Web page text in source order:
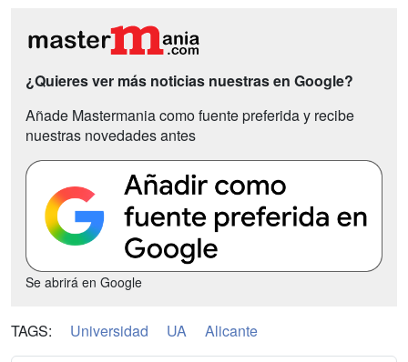
¿Quieres ver más noticias nuestras en Google?
Añade Mastermania como fuente preferida y recibe
nuestras novedades antes
Se abrirá en Google
TAGS: Universidad UA Alicante